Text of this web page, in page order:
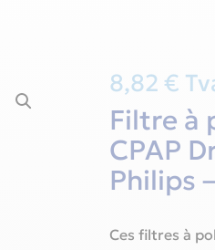
8,82 €
Filtre à
CPAP
Philips
Ces filtres à